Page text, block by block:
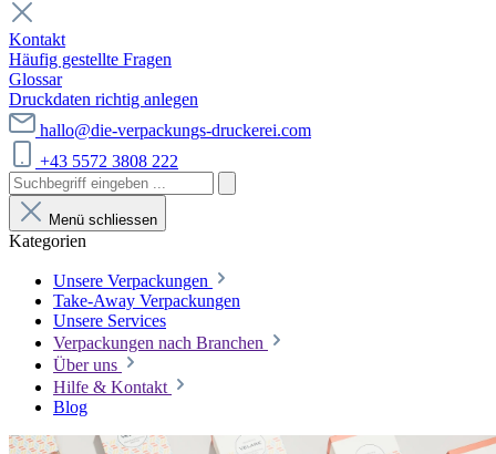
Kontakt
Häufig gestellte Fragen
Glossar
Druckdaten richtig anlegen
hallo@die-verpackungs-druckerei.com
+43 5572 3808 222
Menü schliessen
Kategorien
Unsere Verpackungen
Take-Away Verpackungen
Unsere Services
Verpackungen nach Branchen
Über uns
Hilfe & Kontakt
Blog